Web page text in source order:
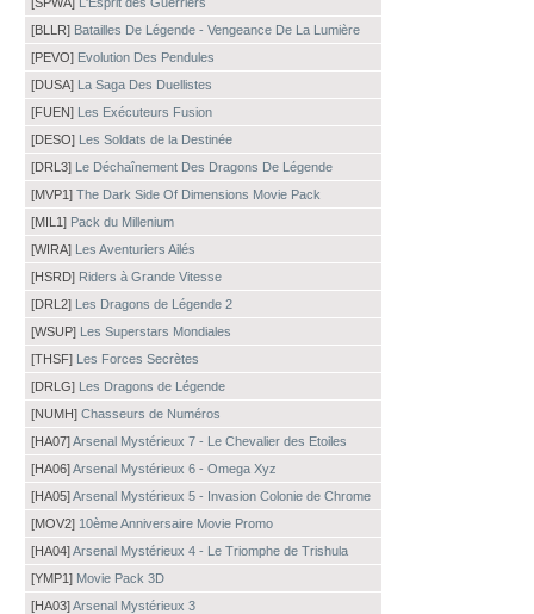
[BLLR] Batailles De Légende - Vengeance De La Lumière
[PEVO] Evolution Des Pendules
[DUSA] La Saga Des Duellistes
[FUEN] Les Exécuteurs Fusion
[DESO] Les Soldats de la Destinée
[DRL3] Le Déchaînement Des Dragons De Légende
[MVP1] The Dark Side Of Dimensions Movie Pack
[MIL1] Pack du Millenium
[WIRA] Les Aventuriers Ailés
[HSRD] Riders à Grande Vitesse
[DRL2] Les Dragons de Légende 2
[WSUP] Les Superstars Mondiales
[THSF] Les Forces Secrètes
[DRLG] Les Dragons de Légende
[NUMH] Chasseurs de Numéros
[HA07]Arsenal Mystérieux 7 - Le Chevalier des Etoiles
[HA06]Arsenal Mystérieux 6 - Omega Xyz
[HA05]Arsenal Mystérieux 5 - Invasion Colonie de Chrome
[MOV2] 10ème Anniversaire Movie Promo
[HA04]Arsenal Mystérieux 4 - Le Triomphe de Trishula
[YMP1] Movie Pack 3D
[HA03]Arsenal Mystérieux 3